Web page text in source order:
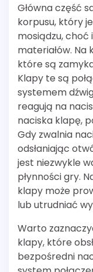
Główna część
korpusu, który
mosiądzu, choć
materiałów. Na
które są
Klapy te są
systemem
reagują na
naciska klapę,
Gdy zwalnia
odsłaniając
jest niezwykle
płynności gry.
klapy może
lub utrudniać
Warto
klapy, które
bezpośredni